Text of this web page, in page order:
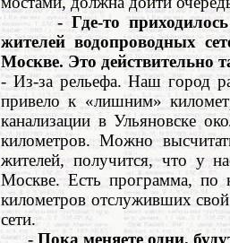
- Где-то приходилось
жителей водопроводных
Москве. Это действительно
- Из-за рельефа. Наш город
привело к «лишним»
канализации в Ульяновске
километров. Можно
жителей, получится, что у
Москве. Есть программа, по
километров отслуживших
сети.
- Пока меняете одни,